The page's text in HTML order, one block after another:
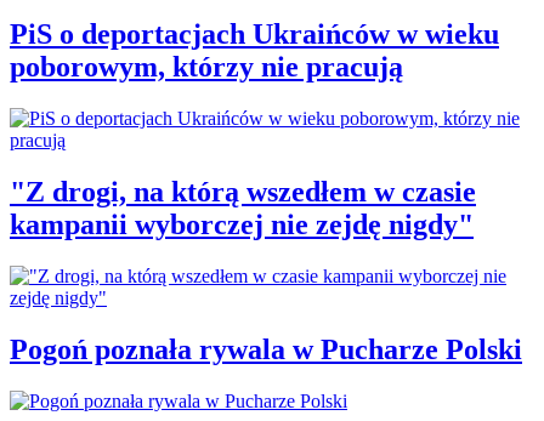
PiS o deportacjach Ukraińców w wieku
poborowym, którzy nie pracują
"Z drogi, na którą wszedłem w czasie
kampanii wyborczej nie zejdę nigdy"
Pogoń poznała rywala w Pucharze Polski